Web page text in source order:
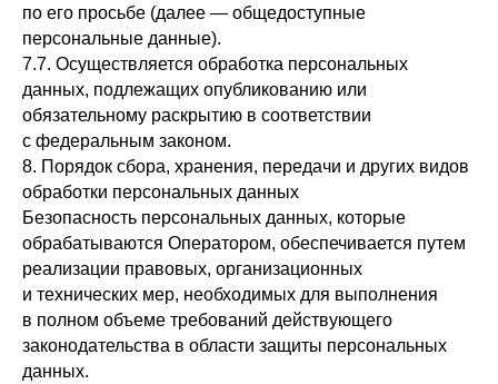
по его просьбе (далее — общедоступные
персональные данные).
7.7. Осуществляется обработка персональных
данных, подлежащих опубликованию или
обязательному раскрытию в соответствии
с федеральным законом.
8. Порядок сбора, хранения, передачи и других видов
обработки персональных данных
Безопасность персональных данных, которые
обрабатываются Оператором, обеспечивается путем
реализации правовых, организационных
и технических мер, необходимых для выполнения
в полном объеме требований действующего
законодательства в области защиты персональных
данных.
Контакты
Портфолио
О компании
Партнёрам
Меню